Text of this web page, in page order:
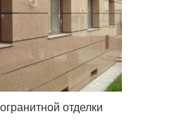
отделки